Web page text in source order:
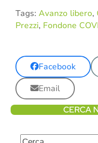
Tags: Avanzo libero,
Prezzi, Fondone
Facebook
Email
CERCA